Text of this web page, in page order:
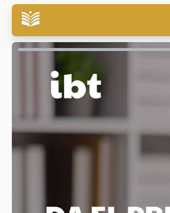
Saltar al contenido principal